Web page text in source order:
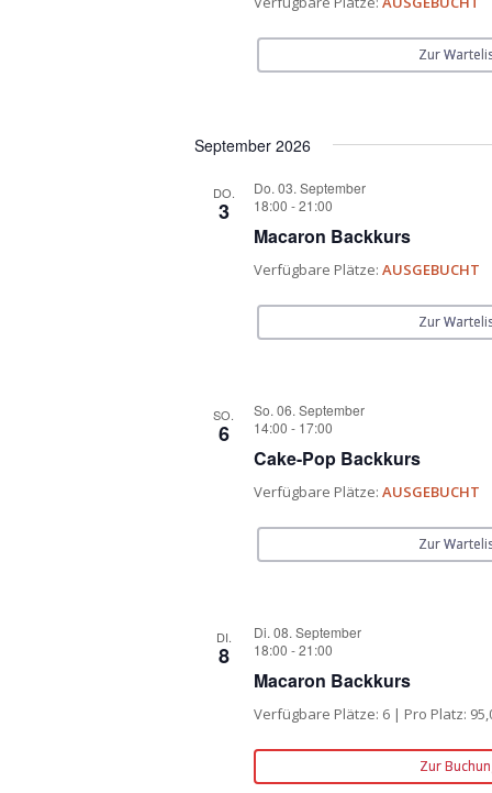
Zur
September 2026
DO.
3
Do. 03. September
18:00 -21:00
Macaron Backkurs
Verfügbare Plätze: AUSGEBUCHT
Zur
SO.
6
So. 06. September
14:00 - 17:00
Cake-Pop Backkurs
Verfügbare Plätze: AUSGEBUCHT
Zur
DI.
8
Di. 08. September
18:00 -21:00
Macaron Backkurs
Verfügbare Plätze: 6 | Pro Platz:
Zur